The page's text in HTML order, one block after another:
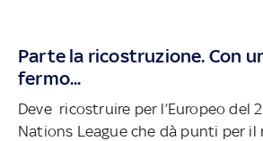
Parte la ricostruzione. Con
fermo...
Deve ricostruire per l’Europeo del
Nations League che dà punti per il